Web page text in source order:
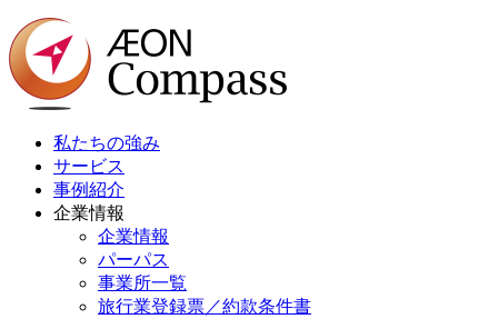
私たちの強み
サービス
事例紹介
企業情報
企業情報
パーパス
事業所一覧
旅行業登録票／約款条件書